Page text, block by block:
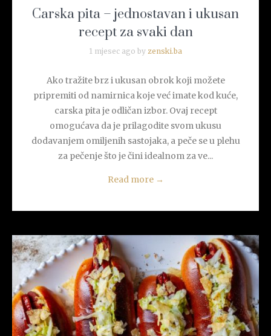
Carska pita – jednostavan i ukusan
recept za svaki dan
1 mjesec ago by zenski.ba
Ako tražite brz i ukusan obrok koji možete
pripremiti od namirnica koje već imate kod kuće,
carska pita je odličan izbor. Ovaj recept
omogućava da je prilagodite svom ukusu
dodavanjem omiljenih sastojaka, a peče se u plehu
za pečenje što je čini idealnom za ve...
Read more →
READ MORE